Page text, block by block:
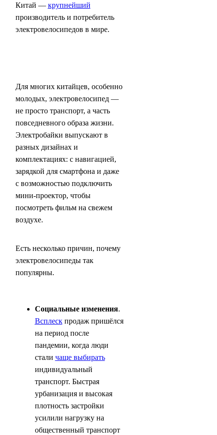
Китай — крупнейший
производитель и потребитель
электровелосипедов в мире.
Для многих китайцев, особенно
молодых, электровелосипед —
не просто транспорт, а часть
повседневного образа жизни.
Электробайки выпускают в
разных дизайнах и
комплектациях: с навигацией,
зарядкой для смартфона и даже
с возможностью подключить
мини-проектор, чтобы
посмотреть фильм на свежем
воздухе.
Есть несколько причин, почему
электровелосипеды так
популярны.
Социальные изменения.
Всплескпродаж пришёлся
на период после
пандемии, когда люди
стали чаще выбирать
индивидуальный
транспорт. Быстрая
урбанизация и высокая
плотность застройки
усилили нагрузку на
общественный транспорт